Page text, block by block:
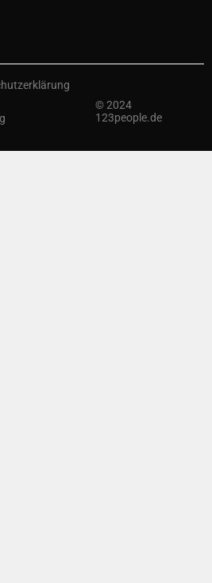
© 2024
123people.de